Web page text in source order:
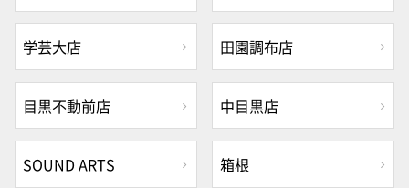
学芸大店 田園調布店
目黒不動前店 中目黒店
SOUND ARTS 箱根